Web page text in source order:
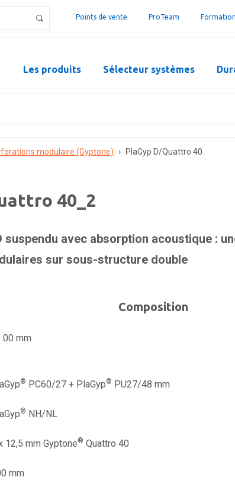
Points de vente ProTeam
Les produits Sélecteur systèmes
modulaire (Gyptone) › PlaGyp D/Quattro 40
40_2
suspendu avec absorption acoustique :
sur sous-structure double
Composition
mm
® PC60/27 + PlaGyp® PU27/48 mm
® NH/NL
12,5 mm Gyptone® Quattro 40
mm